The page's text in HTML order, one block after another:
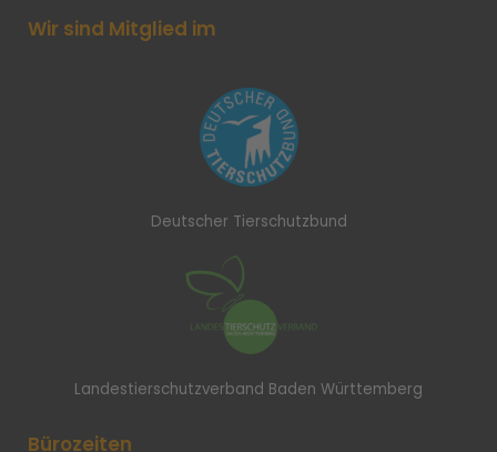
Wir sind Mitglied im
Deutscher Tierschutzbund
Landestierschutzverband Baden Württemberg
Bürozeiten